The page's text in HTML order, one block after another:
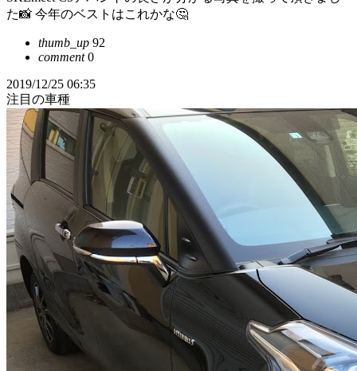
た📸 今年のベストはこれかな🤔
thumb_up 92
comment0
2019/12/25 06:35
注目の車種